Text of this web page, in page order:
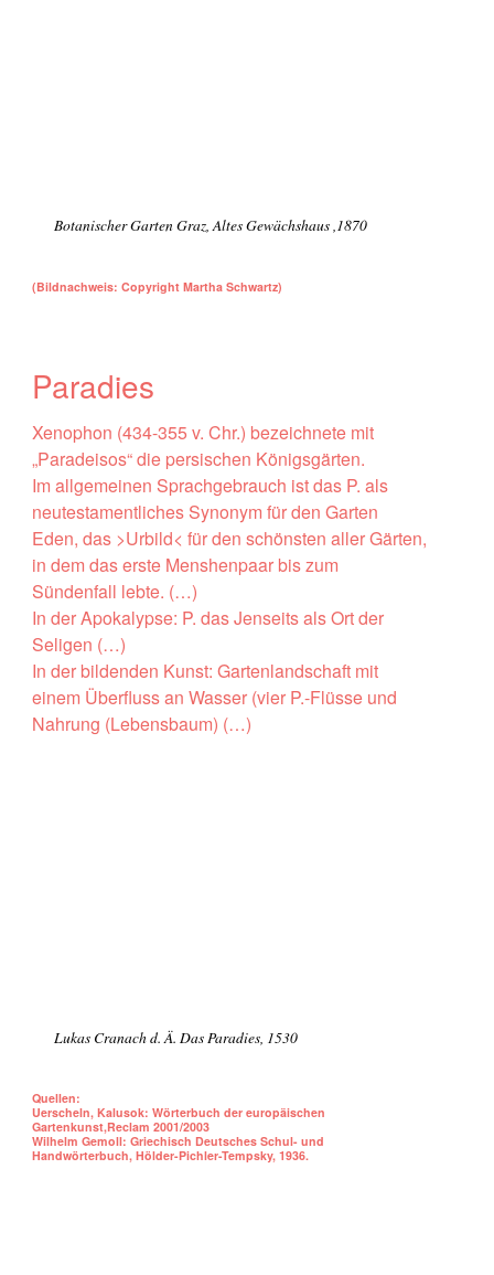
Botanischer Garten Graz, Altes Gewächshaus ,1870
(Bildnachweis: Copyright Martha Schwartz)
Paradies
Xenophon (434-355 v. Chr.) bezeichnete mit
„Paradeisos“ die persischen Königsgärten.
Im allgemeinen Sprachgebrauch ist das P. als
neutestamentliches Synonym für den Garten
Eden, das >Urbild< für den schönsten aller Gärten,
in dem das erste Menshenpaar bis zum
Sündenfall lebte. (…)
In der Apokalypse: P. das Jenseits als Ort der
Seligen (…)
In der bildenden Kunst: Gartenlandschaft mit
einem Überfluss an Wasser (vier P.-Flüsse und
Nahrung (Lebensbaum) (…)
Lukas Cranach d. Ä. Das Paradies, 1530
Quellen:
Uerscheln, Kalusok: Wörterbuch der europäischen
Gartenkunst,Reclam 2001/2003
Wilhelm Gemoll: Griechisch Deutsches Schul- und
Handwörterbuch, Hölder-Pichler-Tempsky, 1936.